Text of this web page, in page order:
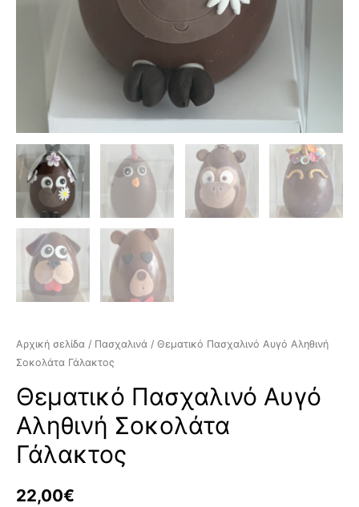
Αρχική σελίδα / Πασχαλινά / Θεματικό Πασχαλινό Αυγό Αληθινή
Σοκολάτα Γάλακτος
Θεματικό Πασχαλινό Αυγό
Αληθινή Σοκολάτα
Γάλακτος
22,00€